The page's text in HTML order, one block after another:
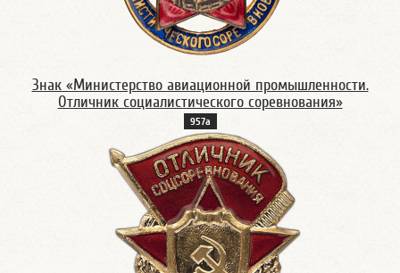
Знак «Министерство авиационной промышленности.
Отличник социалистического соревнования»
957а